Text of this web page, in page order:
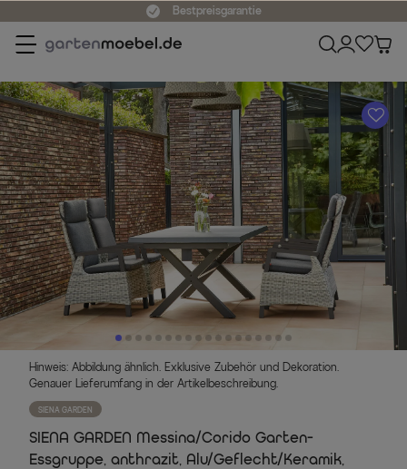
Bestpreisgarantie
A
Hinweis: Abbildung ähnlich. Exklusive Zubehör und Dekoration.
Genauer Lieferumfang in der Artikelbeschreibung.
SIENA GARDEN
SIENA GARDEN Messina/Corido Garten-
Essgruppe, anthrazit, Alu/Geflecht/Keramik,